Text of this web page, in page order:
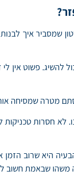
שמסביר איך
להשיג. פשוט
שמסיחה
לא חסרות
שרוב הזמן
משהו שבאמת חשוב